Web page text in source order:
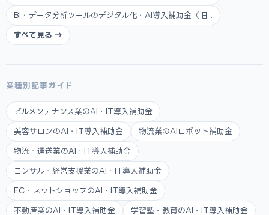
BI・データ分析ツールのデジタル化・AI導入補助金（旧...
すべて見る →
業種別記事ガイド
ビルメンテナンス業のAI・IT導入補助金
美容サロンのAI・IT導入補助金 物流業のAIロボット補助金
物流・運送業のAI・IT導入補助金
コンサル・経営支援業のAI・IT導入補助金
EC・ネットショップのAI・IT導入補助金
不動産業のAI・IT導入補助金 学習塾・教育のAI・IT導入補助金